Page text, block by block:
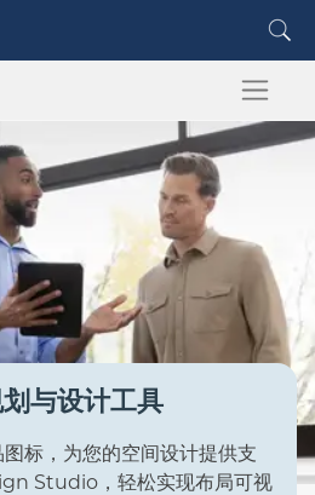
与设计工具
标，为您的空间设计提供支
Studio，轻松实现布局可视